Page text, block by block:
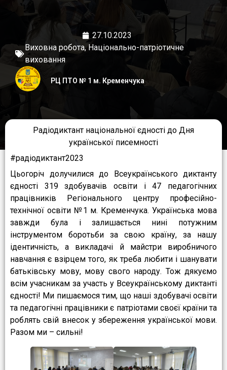
27.10.2023
Виховна робота,Національно-патріотичне
виховання
РЦ ПТО № 1 м. Кременчука
Радіодиктант національної єдності до Дня
української писемності
#радіодиктант2023
Цьогоріч долучилися до Всеукраїнського диктанту
єдності 319 здобувачів освіти і 47 педагогічних
працівників Регіонального центру професійно-
технічної освіти №1 м. Кременчука. Українська мова
завжди була і залишається нині потужним
інструментом боротьби за свою країну, за нашу
ідентичність, а викладачі й майстри виробничого
навчання є взірцем того, як треба любити і шанувати
батьківську мову, мову свого народу. Тож дякуємо
всім учасникам за участь у Всеукраїнському диктанті
єдності! Ми пишаємося тим, що наші здобувачі освіти
та педагогічні працівники є патріотами своєї країни та
роблять свій внесок у збереження української мови.
Разом ми – сильні!